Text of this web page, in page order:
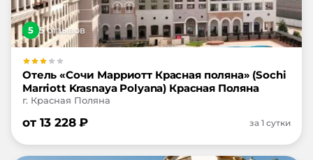
5 5отзывов
Отель «Сочи Марриотт Красная поляна» (Sochi
Marriott Krasnaya Polyana) Красная Поляна
г. Красная Поляна
от 13 228₽ за 1 сутки